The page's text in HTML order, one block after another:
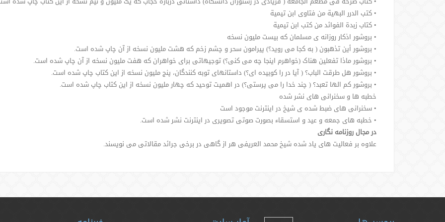
• کتب الدرر البهیة من فتاوی ابن تیمیة
• کتاب زبدة الفوائد من کتب ابن تیمیة
• بروشور اذکار روزانه ی مسلمان که بیست ملیون نسخه
• بروشور أین تذهبون ( به کجا می روید؟) پیرامون سحر و چشم زخم که هشت ملیون نسخه از آن چاپ شده است.
• بروشور ماذا تفعلین هناک (خواهرم اینجا چه می کنی؟) توجیهاتی برای خواهران که هفت ملیون نسخه از آن چاپ شده است.
• بروشور هل طرقت الباب؟ ( آیا در را کوبیده ای؟) داستانهای توبه کنندگان، پنج ملیون نسخه از این کتاب چاپ شده است.
• بروشور کم الها تعبد؟ ( چند خدا را می پرستی؟) در اهمیت توحید که چهار ملیون نسخه از این کتاب چاپ شده است.
خطبه ها و سخنرانی های نشر شده
• سخنرانی های ضبط شده ی شیخ در اینترنت موجود است
• خطبه های جمعه و عید و استسقاء بصورت صوتی تصویری در اینترنت نشر شده است.
در مجال روزنامه نگاری
علاوه بر فعالیت های یاد شده شیخ محمد العریفی هر از گاهی در برخی جرائد مقالاتی می نویسند.